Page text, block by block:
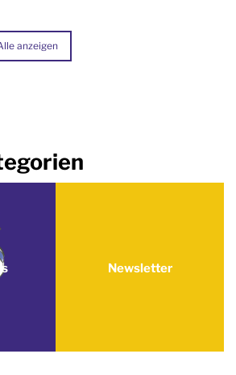
anzeigen
Newsletter